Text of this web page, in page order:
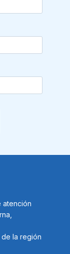
atención
la región